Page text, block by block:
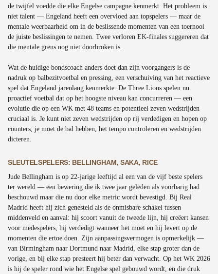
de twijfel voedde die elke Engelse campagne kenmerkt. Het probleem is
niet talent — Engeland heeft een overvloed aan topspelers — maar de
mentale weerbaarheid om in de beslissende momenten van een toernooi
de juiste beslissingen te nemen. Twee verloren EK-finales suggereren dat
die mentale grens nog niet doorbroken is.
Wat de huidige bondscoach anders doet dan zijn voorgangers is de
nadruk op balbezitvoetbal en pressing, een verschuiving van het reactieve
spel dat Engeland jarenlang kenmerkte. De Three Lions spelen nu
proactief voetbal dat op het hoogste niveau kan concurreren — een
evolutie die op een WK met 48 teams en potentieel zeven wedstrijden
cruciaal is. Je kunt niet zeven wedstrijden op rij verdedigen en hopen op
counters; je moet de bal hebben, het tempo controleren en wedstrijden
dicteren.
SLEUTELSPELERS: BELLINGHAM, SAKA, RICE
Jude Bellingham is op 22-jarige leeftijd al een van de vijf beste spelers
ter wereld — een bewering die ik twee jaar geleden als voorbarig had
beschouwd maar die nu door elke metric wordt bevestigd. Bij Real
Madrid heeft hij zich genesteld als de onmisbare schakel tussen
middenveld en aanval: hij scoort vanuit de tweede lijn, hij creëert kansen
voor medespelers, hij verdedigt wanneer het moet en hij levert op de
momenten die ertoe doen. Zijn aanpassingsvermogen is opmerkelijk —
van Birmingham naar Dortmund naar Madrid, elke stap groter dan de
vorige, en bij elke stap presteert hij beter dan verwacht. Op het WK 2026
is hij de speler rond wie het Engelse spel gebouwd wordt, en die druk